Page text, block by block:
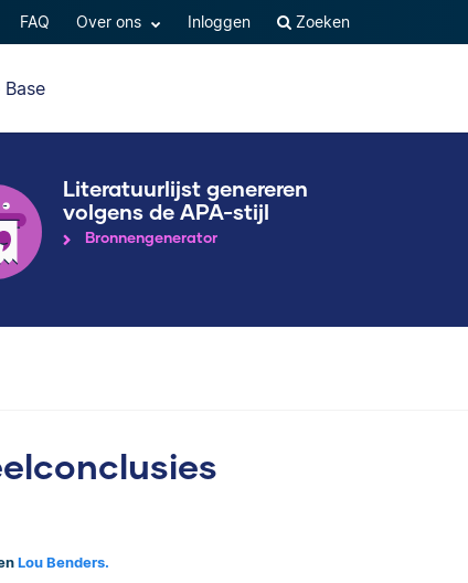
FAQ Over ons Inloggen Zoeken
Literatuurlijst genereren
volgens de APA-stijl
Bronnengenerator
Lou Benders.